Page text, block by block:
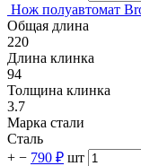
Нож полуавтомат
Общая длина
220
Длина клинка
94
Толщина клинка
3.7
Марка стали
Сталь
+ − 790 ₽ шт